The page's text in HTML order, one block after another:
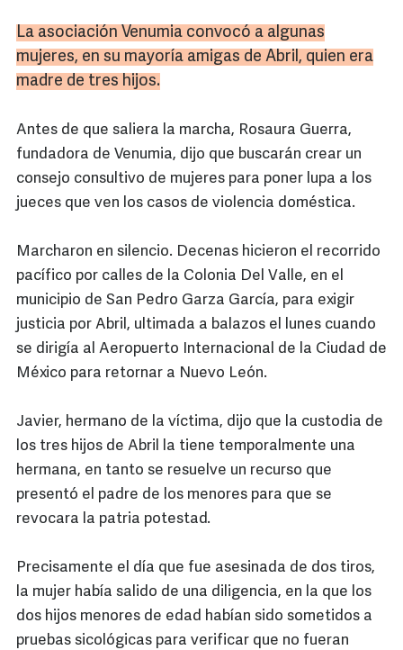
La asociación Venumia convocó a algunas
mujeres, en su mayoría amigas de Abril, quien era
madre de tres hijos.
Antes de que saliera la marcha, Rosaura Guerra,
fundadora de Venumia, dijo que buscarán crear un
consejo consultivo de mujeres para poner lupa a los
jueces que ven los casos de violencia doméstica.
Marcharon en silencio. Decenas hicieron el recorrido
pacífico por calles de la Colonia Del Valle, en el
municipio de San Pedro Garza García, para exigir
justicia por Abril, ultimada a balazos el lunes cuando
se dirigía al Aeropuerto Internacional de la Ciudad de
México para retornar a Nuevo León.
Javier, hermano de la víctima, dijo que la custodia de
los tres hijos de Abril la tiene temporalmente una
hermana, en tanto se resuelve un recurso que
presentó el padre de los menores para que se
revocara la patria potestad.
Precisamente el día que fue asesinada de dos tiros,
la mujer había salido de una diligencia, en la que los
dos hijos menores de edad habían sido sometidos a
pruebas sicológicas para verificar que no fueran